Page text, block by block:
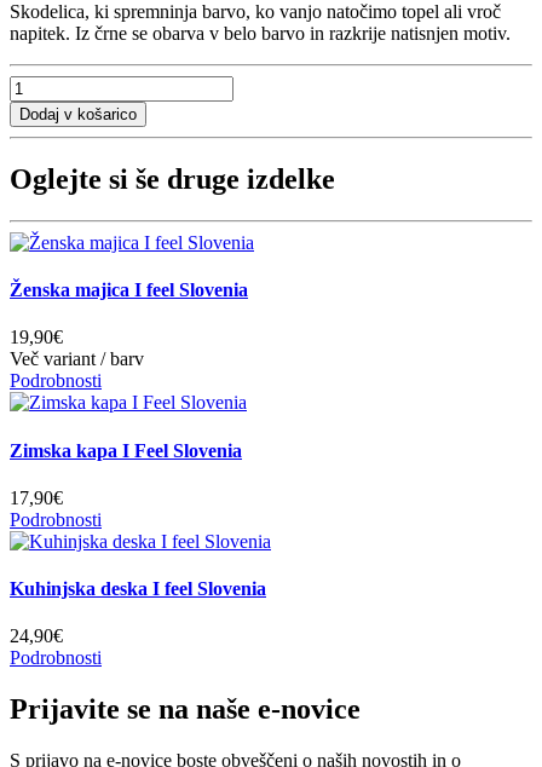
Skodelica, ki spremninja barvo, ko vanjo natočimo topel ali vroč
napitek. Iz črne se obarva v belo barvo in razkrije natisnjen motiv.
Oglejte si še druge izdelke
Ženska majica I feel Slovenia
19,90€
Več variant / barv
Podrobnosti
Zimska kapa I Feel Slovenia
17,90€
Podrobnosti
Kuhinjska deska I feel Slovenia
24,90€
Podrobnosti
Prijavite se na naše e-novice
S prijavo na e-novice boste obveščeni o naših novostih in o